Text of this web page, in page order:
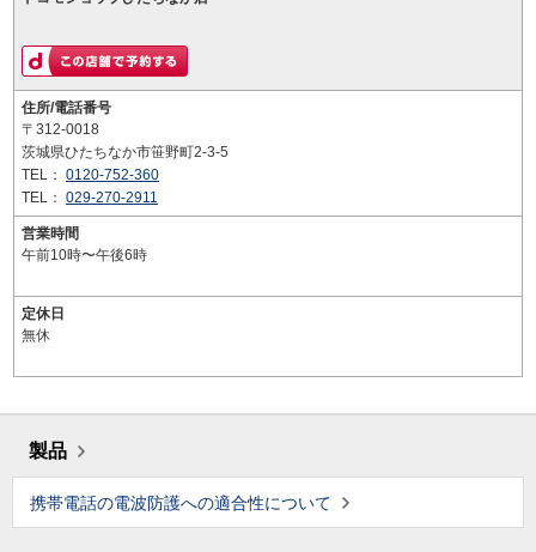
住所/電話番号
〒312-0018
茨城県ひたちなか市笹野町2-3-5
TEL： 0120-752-360
TEL： 029-270-2911
営業時間
午前10時〜午後6時
定休日
無休
製品
携帯電話の電波防護への適合性について